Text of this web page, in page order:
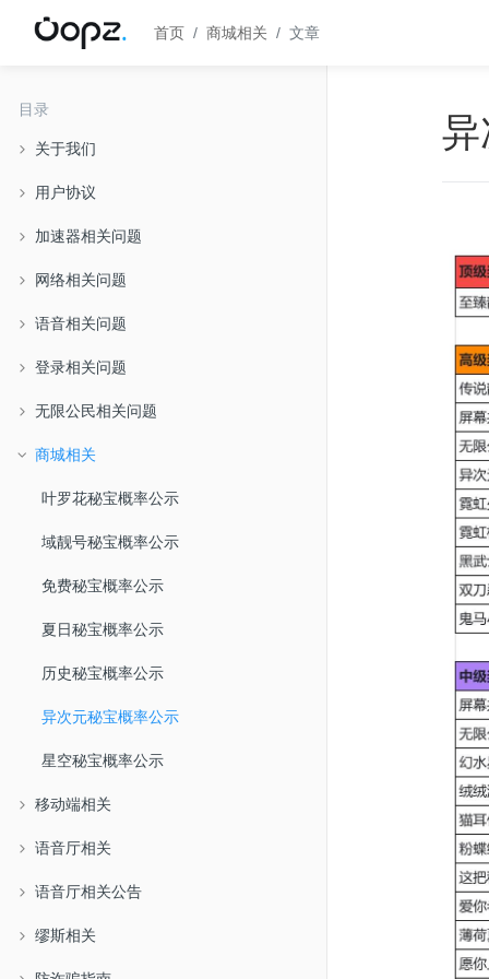
首页 商城相关 文章
目录
关于我们
用户协议
加速器相关问题
网络相关问题
语音相关问题
登录相关问题
无限公民相关问题
商城相关
叶罗花秘宝概率公示
域靓号秘宝概率公示
免费秘宝概率公示
夏日秘宝概率公示
历史秘宝概率公示
异次元秘宝概率公示
星空秘宝概率公示
移动端相关
语音厅相关
语音厅相关公告
缪斯相关
异